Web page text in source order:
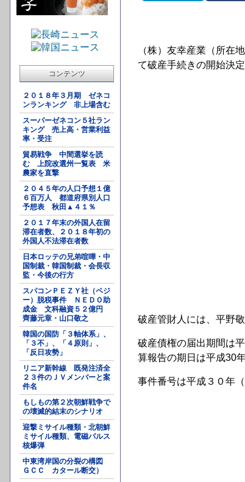
コンテンツ
２０１８年３月期 ゼネコ
ンランキング 非上場含む
スーパーゼネコン５社ラン
キング 売上高・営業利益
率・受注
貿易戦争 中間選挙を読
む 上院改選州一覧表 米
農家を直撃
２０４５年の人口予想１億
６百万人 都道府県別人口
予想表 秋田▲４１％
２０１７年末の外国人在留
滞在者数、２０１８年初の
外国人不法滞在者数
日本ロッテの兄弟喧嘩・中
国制裁・韓国制裁・会長収
監・今後の行方
スパコンＰＥＺＹ社（ペジ
ー）脱税事件 ＮＥＤＯ助
成金 文科融資５２億円
齊藤元章・山口敬之
韓国の国防「３軸体系」、
「３不」、「４原則」、
「反日攻勢」
リニア新幹線 既発注済全
２３件のＪＶメンバーと案
件名
もしもの第２次朝鮮戦争で
の壊滅的結末のシナリオ
迎撃ミサイル種類・北朝鮮
ミサイル種類、電磁パルス
核爆弾
中東湾岸国の分裂の構図
ＧＣＣ カタール断交）
（株）友幸産業（所在
て破産手続きの開始決定
破産管財人には、平野
破産債権の届出期間は
算報告の期日は平成30
事件番号は平成３０年